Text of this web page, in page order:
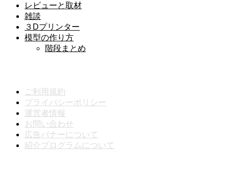
レビューと取材
雑談
３Dプリンター
模型の作り方
階段まとめ
ご利用規約
プライバシーポリシー
運営者情報
お問い合わせ
広告バナーについて
紹介プログラムについて